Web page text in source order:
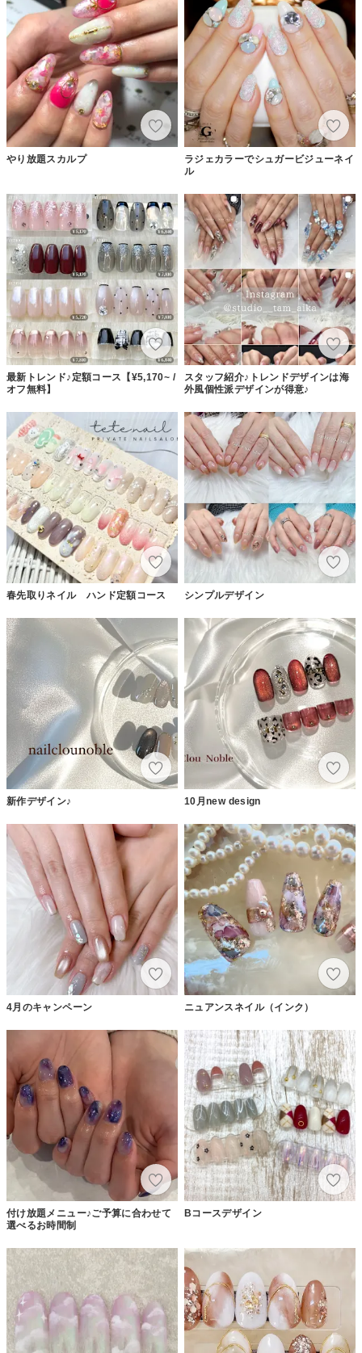
やり放題スカルプ
ラジェカラーでシュガービジューネイ
ル
最新トレンド♪定額コース【¥5,170~ /
オフ無料】
スタッフ紹介♪トレンドデザインは海
外風個性派デザインが得意♪
春先取りネイル ハンド定額コース シンプルデザイン
新作デザイン♪ 10月new design
4月のキャンペーン ニュアンスネイル（インク）
付け放題メニュー♪ご予算に合わせて
選べるお時間制
Bコースデザイン